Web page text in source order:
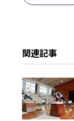
関連記事